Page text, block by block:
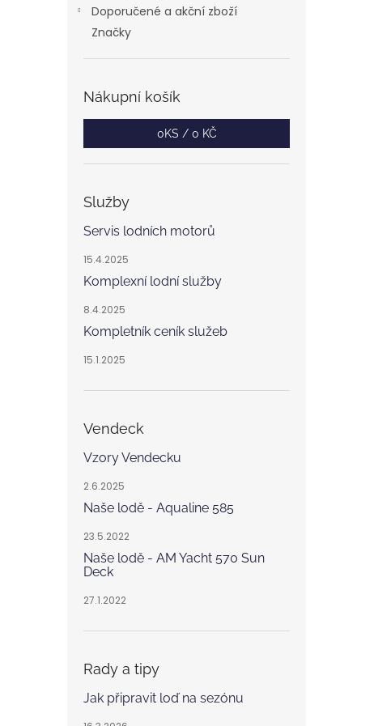
Doporučené a akční zboží
Značky
Nákupní košík
0KS / 0 KČ
Služby
Servis lodních motorů
15.4.2025
Komplexní lodní služby
8.4.2025
Kompletník ceník služeb
15.1.2025
Vendeck
Vzory Vendecku
2.6.2025
Naše lodě - Aqualine 585
23.5.2022
Naše lodě - AM Yacht 570 Sun
Deck
27.1.2022
Rady a tipy
Jak připravit loď na sezónu